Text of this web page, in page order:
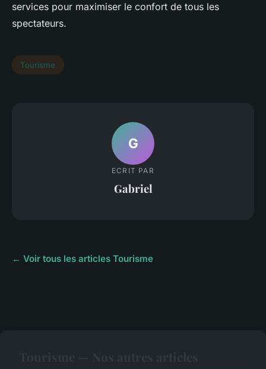
services pour maximiser le confort de tous les
spectateurs.
Tourisme
G
ECRIT PAR
Gabriel
← Voir tous les articles Tourisme